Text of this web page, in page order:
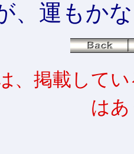
、運もか
、掲載して
は